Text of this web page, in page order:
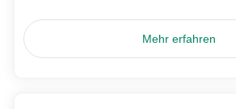
Mehr erfahren